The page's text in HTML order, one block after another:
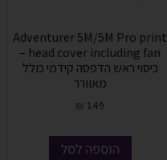
Adventurer 5M/5M Pro print
head cover including fan –
כיסוי ראש הדפסה קידמי כולל
מאוורר
₪ 149
הוספה לסל